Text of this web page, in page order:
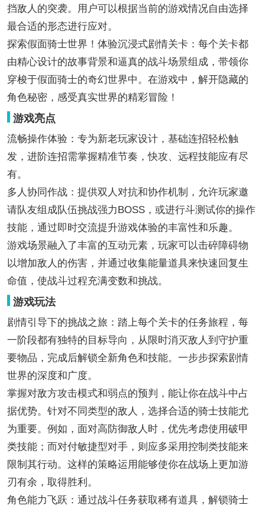
挡敌人的突袭。用户可以根据当前的游戏情况自由选择
最合适的形态进行应对。
探索假面骑士世界！体验沉浸式剧情关卡：每个关卡都
由精心设计的故事背景和逼真的战斗场景组成，带领你
穿梭于假面骑士的奇幻世界中。在游戏中，解开隐藏的
角色秘密，感受真实世界的精彩冒险！
游戏亮点
流畅操作体验：专为新老玩家设计，基础连招轻松触
发，进阶连招需掌握精准节奏，快攻、远程技能应有尽
有。
多人协同作战：提供双人对抗和协作机制，允许玩家邀
请队友组成队伍挑战强力BOSS，或进行斗测试你的操作
技能，通过即时交流提升游戏体验的丰富性和乐趣。
游戏场景融入了丰富的互动元素，玩家可以击碎障碍物
以增加敌人的伤害，并通过收集能量道具来快速回复生
命值，使战斗过程充满变数和挑战。
游戏玩法
剧情引导下的挑战之旅：踏上每个关卡的任务旅程，每
一阶段都有独特的目标导向，从限时消灭敌人到守护重
要物品，完成后解锁全新角色和技能。一步步探索剧情
世界的深度和广度。
掌握对敌方攻击模式和弱点的预判，能让你在战斗中占
据优势。针对不同类型的敌人，选择合适的骑士技能尤
为重要。例如，面对高防御敌人时，优先考虑使用破甲
类技能；而对付敏捷型对手，则应多采用控制类技能来
限制其行动。这样的策略运用能够使你在战场上更加游
刃有余，取得胜利。
角色能力飞跃：通过战斗任务获取稀有道具，解锁骑士